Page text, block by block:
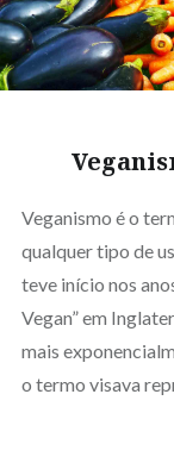
Veganismo é o
qualquer tipo de
teve início nos
Vegan” em
mais
o termo visava